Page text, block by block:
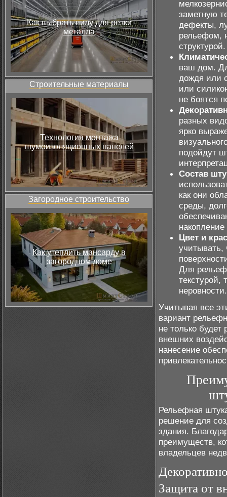
Как выбрать пилу для резки
металла
Строительные материалы
Технология монтажа
шумоизоляционных панелей
Загородное строительство
Как утеплить мансарду в
загородном доме
заметную
дефекты,
рельефом,
структурой.
ваш дом.
дождя или
или
не боятся
разных
ярко
подойдут
Состав
как они
среды,
накопление
Цвет и
учитывать,
Для
текстурой,
неровности.
Учитывая все
вариант
не только
внешних
нанесение
Рельефная
решение для
здания.
преимуществ,
владельцев
Защита от